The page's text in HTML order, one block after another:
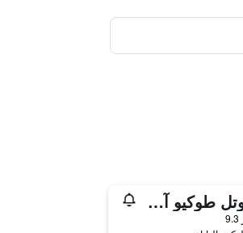
فور سيزونز هوتل طوكيو آت مارونوتشي